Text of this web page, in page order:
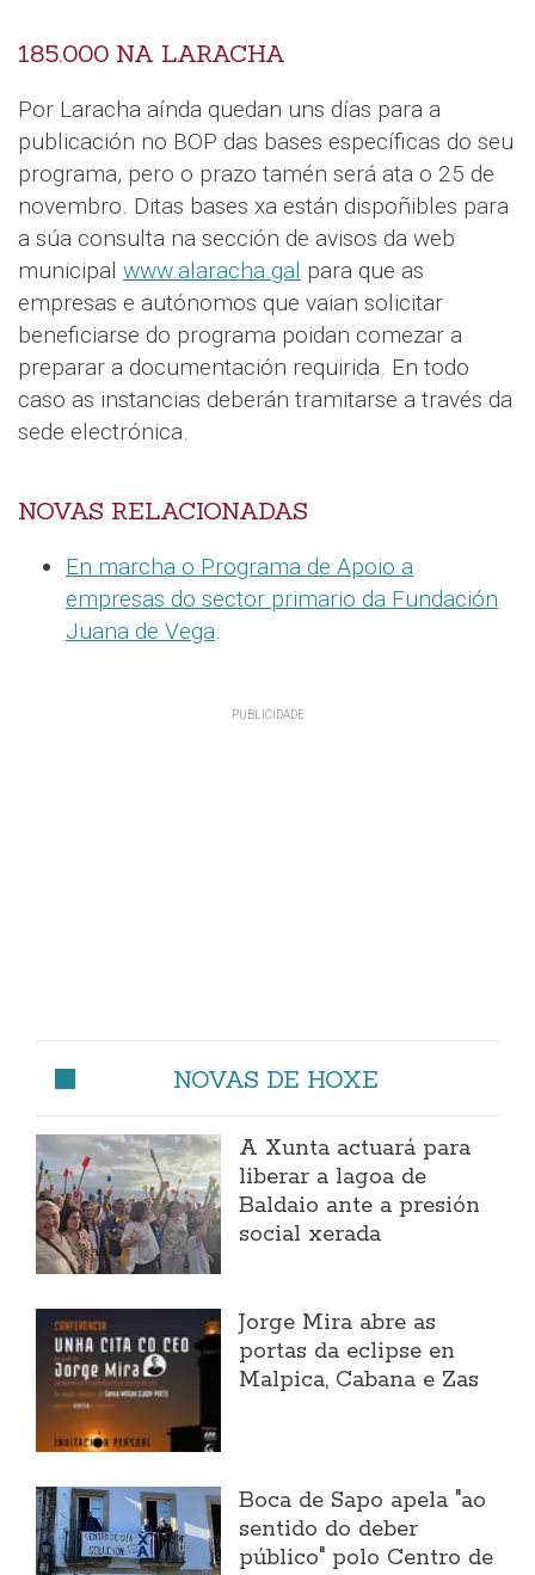
185.000 NA LARACHA
Por Laracha aínda quedan uns días para a
publicación no BOP das bases específicas do seu
programa, pero o prazo tamén será ata o 25 de
novembro. Ditas bases xa están dispoñibles para
a súa consulta na sección de avisos da web
municipal www.alaracha.gal para que as
empresas e autónomos que vaian solicitar
beneficiarse do programa poidan comezar a
preparar a documentación requirida. En todo
caso as instancias deberán tramitarse a través da
sede electrónica.
NOVAS RELACIONADAS
En marcha o Programa de Apoio a
empresas do sector primario da Fundación
Juana de Vega.
NOVAS DE HOXE
A Xunta actuará para
liberar a lagoa de
Baldaio ante a presión
social xerada
Jorge Mira abre as
portas da eclipse en
Malpica, Cabana e Zas
Boca de Sapo apela "ao
sentido do deber
público" polo Centro de